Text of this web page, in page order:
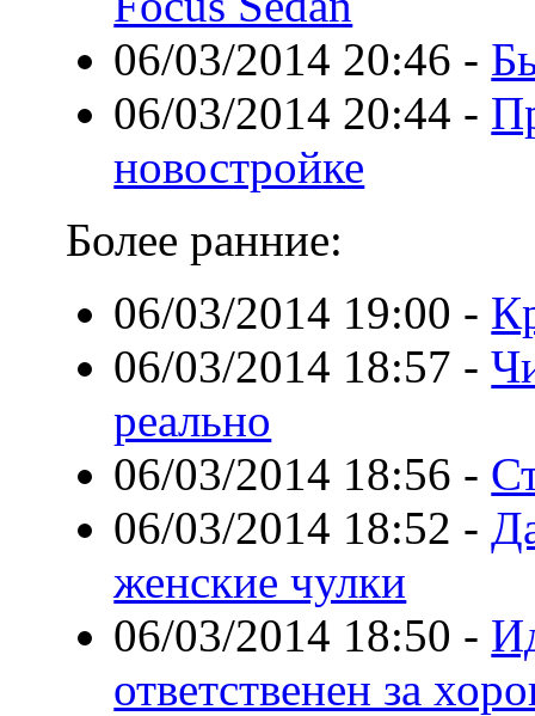
06/03/2014 20:46 -
06/03/2014 20:44 -
новостройке
Более ранние:
06/03/2014 19:00 -
06/03/2014 18:57 -
реально
06/03/2014 18:56 -
06/03/2014 18:52 -
женские чулки
06/03/2014 18:50 -
ответственен за